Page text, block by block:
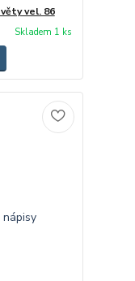
vel. 86
Skladem 1 ks